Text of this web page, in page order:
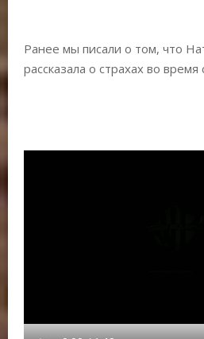
Ранее мы писали о том, что
рассказала о страхах во